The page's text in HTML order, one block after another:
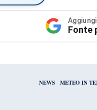
Fonte
NEWS METEO IN